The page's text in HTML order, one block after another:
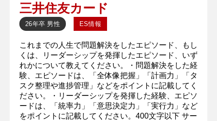
三井住友カード
26年卒 男性 ES情報
これまでの人生で問題解決をしたエピソード、もし
くは、リーダーシップを発揮したエピソード、いず
れかについて教えてください。・問題解決をした経
験、エピソードは、「全体像把握」「計画力」「タ
スク整理や進捗管理」などをポイントに記載してく
ださい。・リーダーシップを発揮した経験、エピソ
ードは、「統率力」「意思決定力」「実行力」など
をポイントに記載してください。400文字以下 サー